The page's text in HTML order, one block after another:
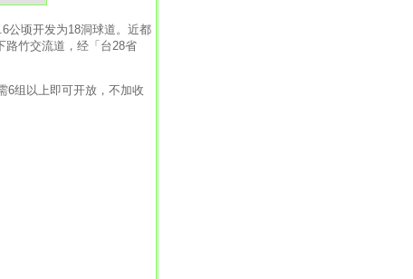
顷开发为18洞球道。近都
路竹交流道，经「台28省
组以上即可开放，不加收